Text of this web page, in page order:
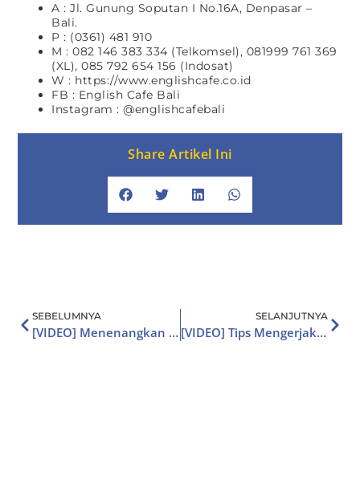
A : Jl. Gunung Soputan I No.16A, Denpasar –
Bali.
P : (0361) 481 910
M : 082 146 383 334 (Telkomsel), 081999 761 369
(XL), 085 792 654 156 (Indosat)
W : https://www.englishcafe.co.id
FB : English Cafe Bali
Instagram : @englishcafebali
Share Artikel Ini
SEBELUMNYA
[VIDEO] Menenangkan Teman Pakai Bahasa Inggris
SELANJUTNYA
[VIDEO] Tips Mengerjakan IELTS Writing Task